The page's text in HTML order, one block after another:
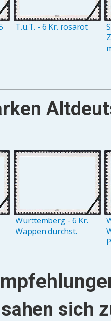
T.u.T. - 6 Kr. rosarot
Württemberg - 6 Kr.
Wappen durchst.
sich